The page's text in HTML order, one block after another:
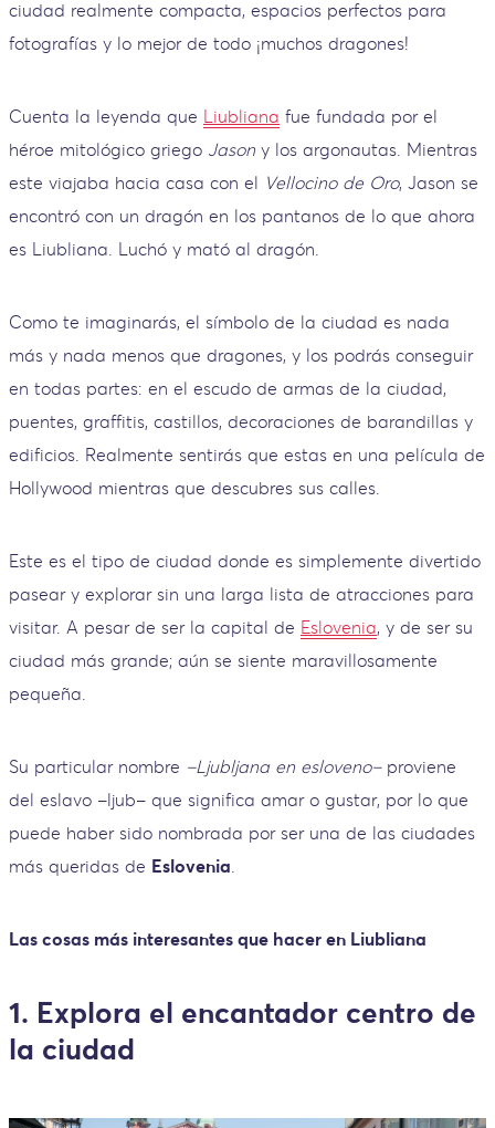
ciudad realmente compacta, espacios perfectos para
fotografías y lo mejor de todo ¡muchos dragones!
Cuenta la leyenda que Liubliana fue fundada por el
héroe mitológico griego Jason y los argonautas. Mientras
este viajaba hacia casa con el Vellocino de Oro, Jason se
encontró con un dragón en los pantanos de lo que ahora
es Liubliana. Luchó y mató al dragón.
Como te imaginarás, el símbolo de la ciudad es nada
más y nada menos que dragones, y los podrás conseguir
en todas partes: en el escudo de armas de la ciudad,
puentes, graffitis, castillos, decoraciones de barandillas y
edificios. Realmente sentirás que estas en una película de
Hollywood mientras que descubres sus calles.
Este es el tipo de ciudad donde es simplemente divertido
pasear y explorar sin una larga lista de atracciones para
visitar. A pesar de ser la capital de Eslovenia, y de ser su
ciudad más grande; aún se siente maravillosamente
pequeña.
Su particular nombre –Ljubljana en esloveno–proviene
del eslavo –ljub– que significa amar o gustar, por lo que
puede haber sido nombrada por ser una de las ciudades
más queridas de Eslovenia
Las cosas más interesantes que hacer en Liubliana
1. Explora el encantador centro de
la ciudad